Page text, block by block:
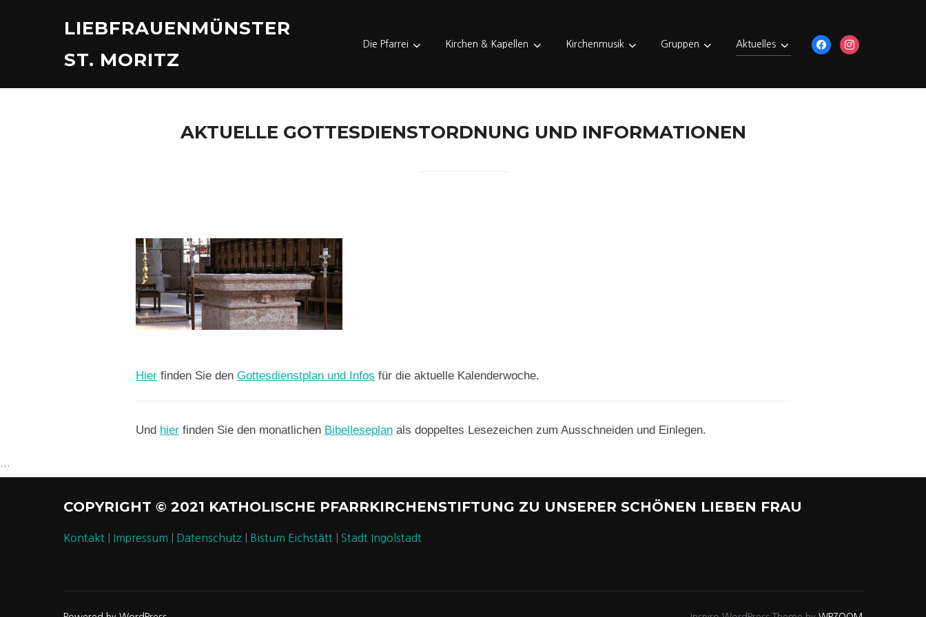
LIEBFRAUENMÜNSTER
ST. MORITZ
Die Pfarrei Kirchen & Kapellen Kirchenmusik Gruppen Aktuelles facebookinstagram
AKTUELLE GOTTESDIENSTORDNUNG UND INFORMATIONEN
Hier finden Sie den Gottesdienstplan und Infos für die aktuelle Kalenderwoche.
Und hier finden Sie den monatlichen Bibelleseplan als doppeltes Lesezeichen zum Ausschneiden und Einlegen.
…
COPYRIGHT © 2021 KATHOLISCHE PFARRKIRCHENSTIFTUNG ZU UNSERER SCHÖNEN LIEBEN FRAU
Kontakt Impressum Datenschutz Bistum Eichstätt Stadt Ingolstadt